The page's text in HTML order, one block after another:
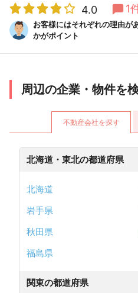
4.0 1
お客様にはそれぞれの理由が
かがポイント
周辺の企業・物件を
不動産会社を探す
北海道・東北の都道府県
北海道
岩手県
秋田県
福島県
関東の都道府県